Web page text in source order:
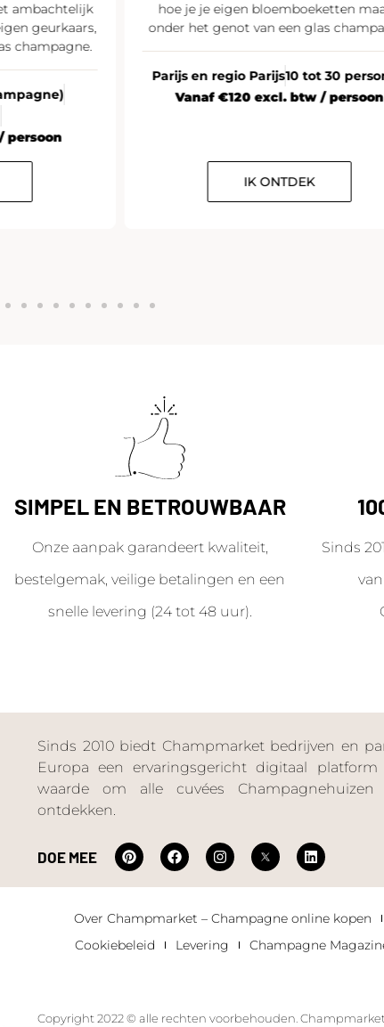
ambachtelijk
geurkaars,
champagne.
persoon
hoe je je eigen bloemboeketten
onder het genot van een glas
Parijs en regio Parijs10 tot 30
Vanaf €120 excl. btw / persoon
IK ONTDEK
SIMPEL EN BETROUWBAAR
Onze aanpak garandeert kwaliteit,
bestelgemak, veilige betalingen en een
snelle levering (24 tot 48 uur).
Sinds
Sinds 2010 biedt Champmarket bedrijven en
Europa een ervaringsgericht digitaal
waarde om alle cuvées
ontdekken.
DOE MEE
Over Champmarket – Champagne online kopen
Cookiebeleid
Levering Champagne
Copyright 2022 © alle rechten voorbehouden.